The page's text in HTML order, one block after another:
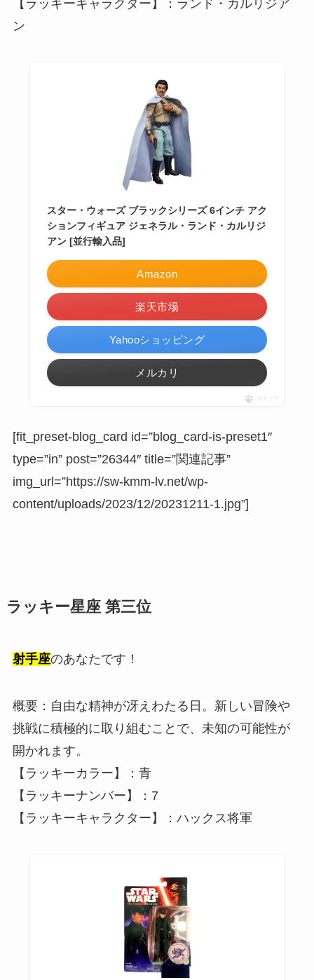
【ラッキーキャラクター】：ランド・カルリジア
ン
スター・ウォーズ ブラックシリーズ 6インチ アク
ションフィギュア ジェネラル・ランド・カルリジ
アン [並行輸入品]
Amazon
楽天市場
Yahooショッピング
メルカリ
ポチップ
[fit_preset-blog_card id=”blog_card-is-preset1″
type=”in” post=”26344″ title=”関連記事”
img_url=”https://sw-kmm-lv.net/wp-
content/uploads/2023/12/20231211-1.jpg”]
ラッキー星座 第三位
射手座のあなたです！
概要：自由な精神が冴えわたる日。新しい冒険や
挑戦に積極的に取り組むことで、未知の可能性が
開かれます。
【ラッキーカラー】：青
【ラッキーナンバー】：7
【ラッキーキャラクター】：ハックス将軍